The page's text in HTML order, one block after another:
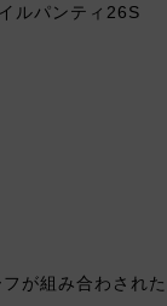
ルパンティ26S
が組み合わさ